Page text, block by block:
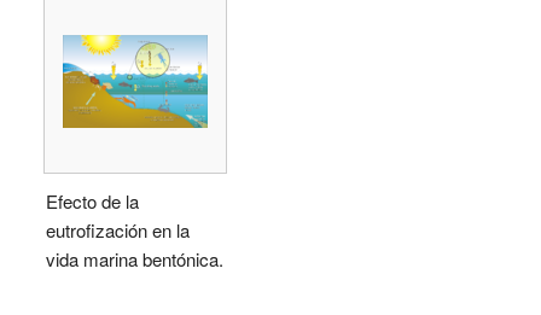
Efecto de la
eutrofización en la
vida marina bentónica.